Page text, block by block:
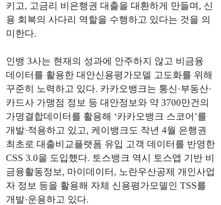
키고, 고금리 비은행권 대출을 대환하게 만들며, 신
용 회복의 사다리 역할을 수행하고 있다는 것을 의
미한다.
인뱅 3사는 현재의 성과에 안주하지 않고 비금융
데이터를 활용한 대안신용평가모델 고도화를 위해
꾸준히 노력하고 있다. 카카오뱅크는 통신·부동산·
카드사 가맹점 정보 등 대안정보와 약 3700만건의
가명결합데이터를 활용해 ‘카카오뱅크 스코어’를
개발·적용하고 있고, 케이뱅크도 작년 4월 은행권
최초로 대출비교플랫폼 유입 고객 데이터를 반영한
CSS 3.0을 도입했다. 토스뱅크 역시 토스앱 기반 비
금융활동정보, 마이데이터, 노란우산공제 개인사업
자 정보 등을 활용해 자체 신용평가모델인 TSS를
개발·운용하고 있다.